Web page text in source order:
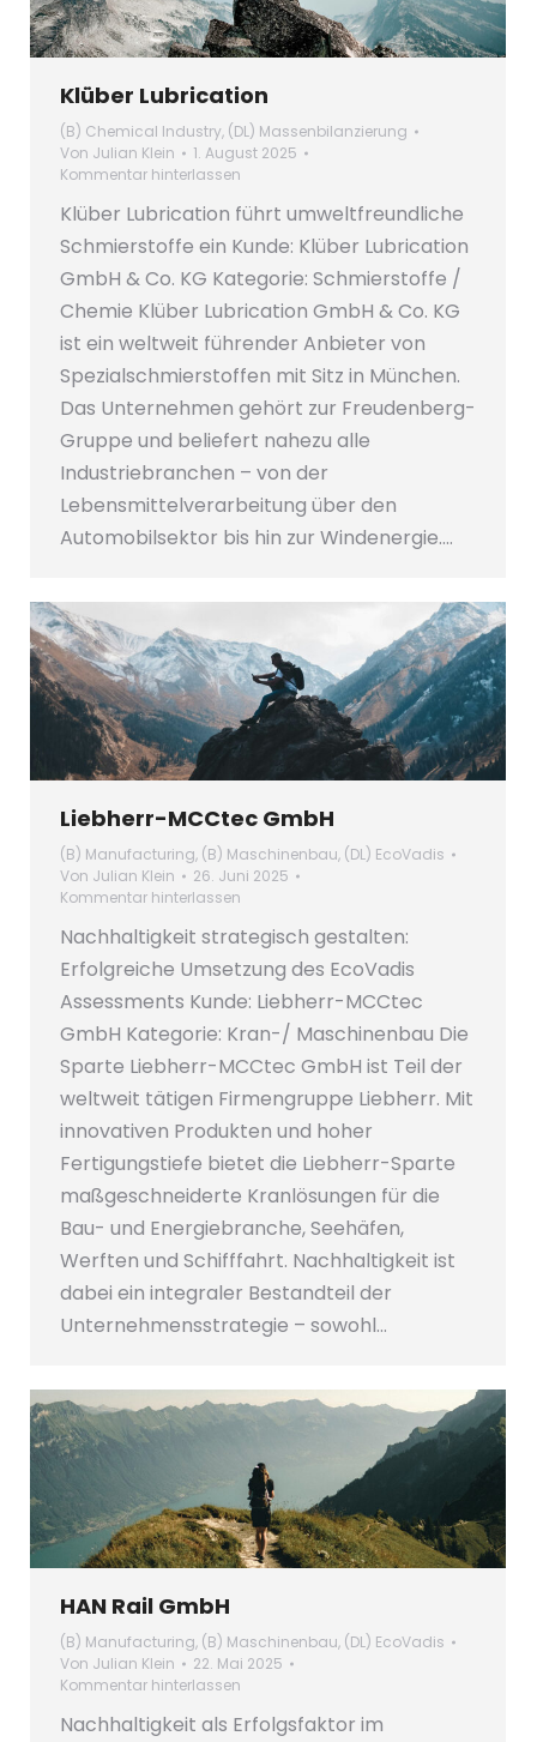
Klüber Lubrication
(B) Chemical Industry, (DL) Massenbilanzierung
Von Julian Klein
1. August 2025
Kommentar hinterlassen
Klüber Lubrication führt umweltfreundliche
Schmierstoffe ein Kunde: Klüber Lubrication
GmbH & Co. KG Kategorie: Schmierstoffe /
Chemie Klüber Lubrication GmbH & Co. KG
ist ein weltweit führender Anbieter von
Spezialschmierstoffen mit Sitz in München.
Das Unternehmen gehört zur Freudenberg-
Gruppe und beliefert nahezu alle
Industriebranchen – von der
Lebensmittelverarbeitung über den
Automobilsektor bis hin zur Windenergie.…
Liebherr-MCCtec GmbH
(B) Manufacturing, (B) Maschinenbau, (DL) EcoVadis
Von Julian Klein
26. Juni 2025
Kommentar hinterlassen
Nachhaltigkeit strategisch gestalten:
Erfolgreiche Umsetzung des EcoVadis
Assessments Kunde: Liebherr-MCCtec
GmbH Kategorie: Kran-/ Maschinenbau Die
Sparte Liebherr-MCCtec GmbH ist Teil der
weltweit tätigen Firmengruppe Liebherr. Mit
innovativen Produkten und hoher
Fertigungstiefe bietet die Liebherr-Sparte
maßgeschneiderte Kranlösungen für die
Bau- und Energiebranche, Seehäfen,
Werften und Schifffahrt. Nachhaltigkeit ist
dabei ein integraler Bestandteil der
Unternehmensstrategie – sowohl…
HAN Rail GmbH
(B) Manufacturing, (B) Maschinenbau, (DL) EcoVadis
Von Julian Klein
22. Mai 2025
Kommentar hinterlassen
Nachhaltigkeit als Erfolgsfaktor im